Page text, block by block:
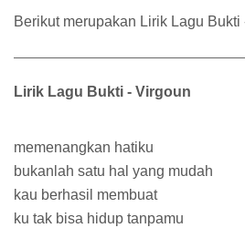
Berikut merupakan Lirik Lagu Bukti
Lirik Lagu Bukti - Virgoun
memenangkan hatiku
bukanlah satu hal yang mudah
kau berhasil membuat
ku tak bisa hidup tanpamu